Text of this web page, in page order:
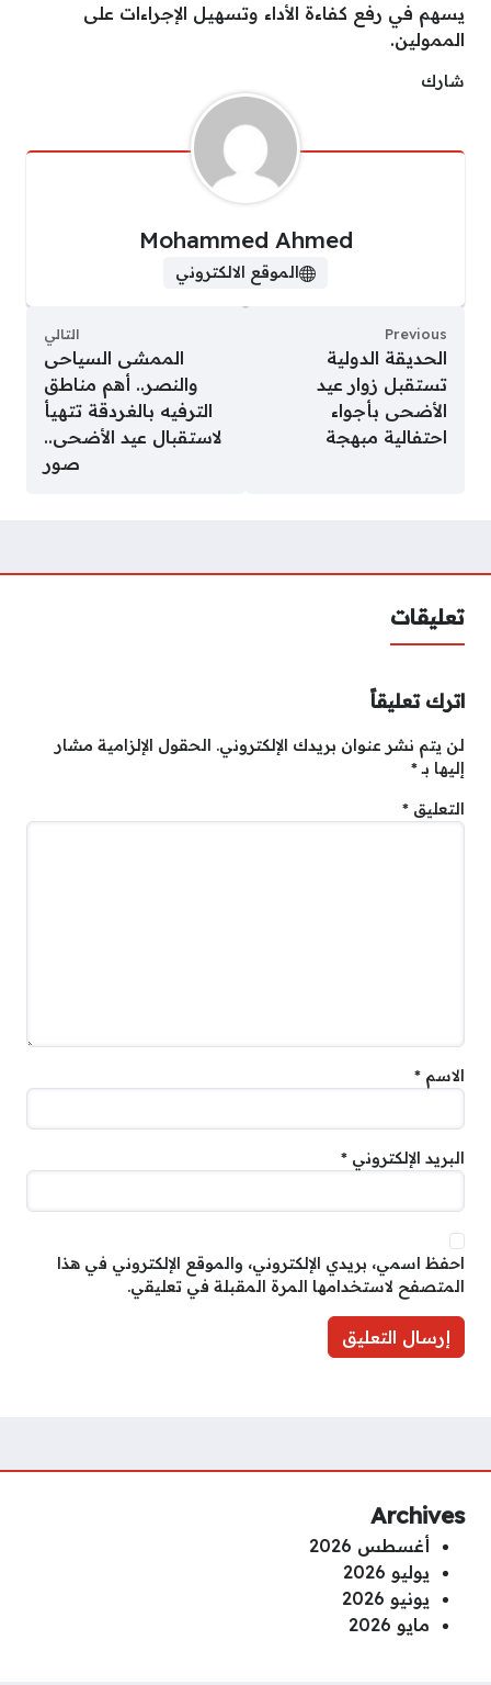
يسهم في رفع كفاءة الأداء وتسهيل الإجراءات على
الممولين.
شارك
Mohammed Ahmed
الموقع الالكتروني
Previous
الحديقة الدولية
تستقبل زوار عيد
الأضحى بأجواء
احتفالية مبهجة
التالي
الممشى السياحى
والنصر.. أهم مناطق
الترفيه بالغردقة تتهيأ
لاستقبال عيد الأضحى..
صور
تعليقات
اترك تعليقاً
لن يتم نشر عنوان بريدك الإلكتروني. الحقول الإلزامية مشار
إليها بـ*
التعليق *
الاسم *
البريد الإلكتروني *
احفظ اسمي، بريدي الإلكتروني، والموقع الإلكتروني في هذا
المتصفح لاستخدامها المرة المقبلة في تعليقي.
Archives
أغسطس 2026
يوليو 2026
يونيو 2026
مايو 2026